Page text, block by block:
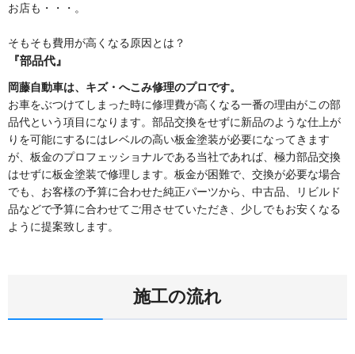
お店も・・・。
そもそも費用が高くなる原因とは？
『部品代』
岡藤自動車は、キズ・へこみ修理のプロです。
お車をぶつけてしまった時に修理費が高くなる一番の理由がこの部
品代という項目になります。部品交換をせずに新品のような仕上が
りを可能にするにはレベルの高い板金塗装が必要になってきます
が、板金のプロフェッショナルである当社であれば、極力部品交換
はせずに板金塗装で修理します。板金が困難で、交換が必要な場合
でも、お客様の予算に合わせた純正パーツから、中古品、リビルド
品などで予算に合わせてご用させていただき、少しでもお安くなる
ように提案致します。
施工の流れ